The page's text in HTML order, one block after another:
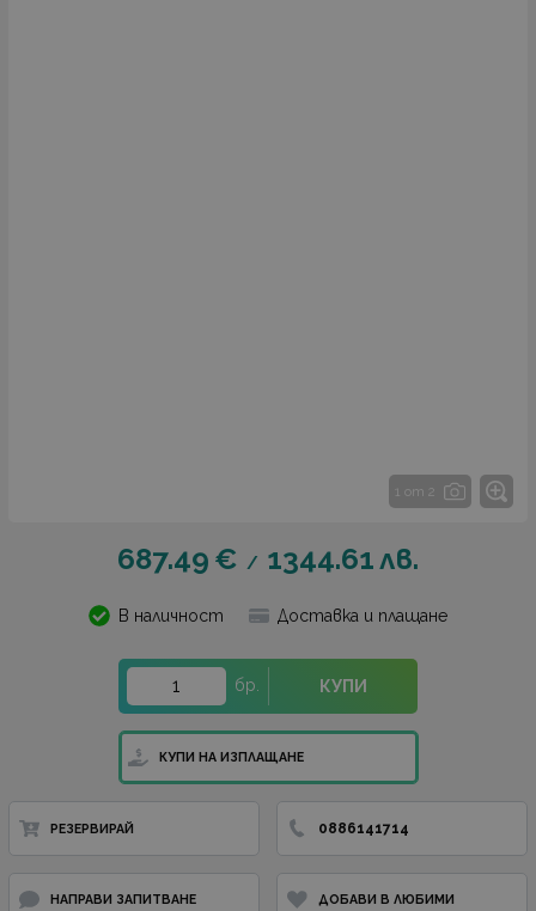
1 от 2
687.49 € / 1344.61лв.
В наличност Доставка и плащане
бр. КУПИ
КУПИ НА ИЗПЛАЩАНЕ
РЕЗЕРВИРАЙ 0886141714
НАПРАВИ ЗАПИТВАНЕ ДОБАВИ В ЛЮБИМИ